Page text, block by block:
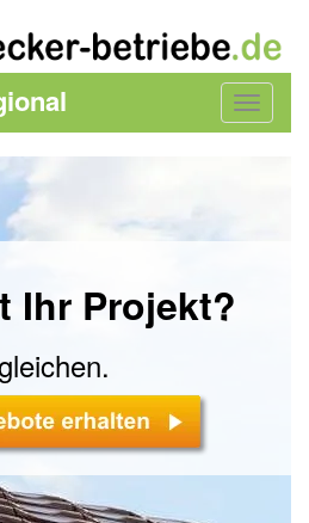
Toggle
Ihr Projekt?